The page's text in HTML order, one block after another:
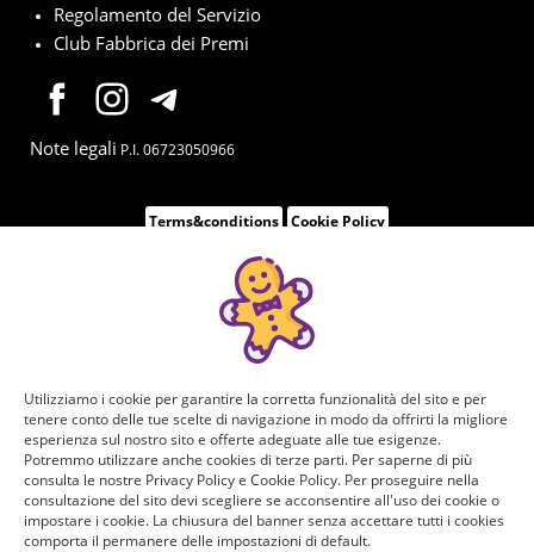
Regolamento del Servizio
Club Fabbrica dei Premi
Note legali P.I. 06723050966
Terms&conditions Cookie Policy
Utilizziamo i cookie per garantire la corretta funzionalità del sito e per
tenere conto delle tue scelte di navigazione in modo da offrirti la migliore
esperienza sul nostro sito e offerte adeguate alle tue esigenze.
Potremmo utilizzare anche cookies di terze parti. Per saperne di più
consulta le nostre Privacy Policy e Cookie Policy. Per proseguire nella
consultazione del sito devi scegliere se acconsentire all'uso dei cookie o
impostare i cookie. La chiusura del banner senza accettare tutti i cookies
comporta il permanere delle impostazioni di default.